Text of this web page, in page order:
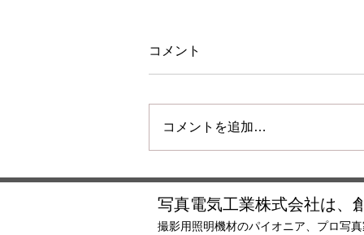
夏季休業のご案内
コメント
コメントを追加…
写真電気工業株式会社は、
撮影用照明機材のパイオニア、プロ写